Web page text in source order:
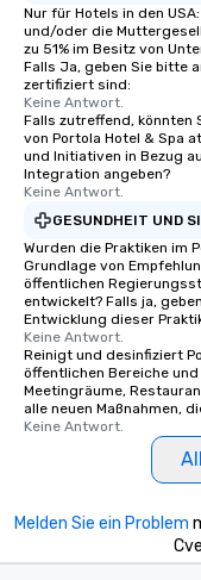
Nur für Hotels in den
und/oder die
zu 51% im Besitz von
Falls Ja, geben Sie bitte
zertifiziert sind:
Keine Antwort.
Falls zutreffend, könnten
von Portola Hotel & Spa
und Initiativen in Bezug
Integration angeben?
Keine Antwort.
GESUNDHEIT UND
Wurden die Praktiken im
Grundlage von
öffentlichen
entwickelt? Falls ja,
Entwicklung dieser
Keine Antwort.
Reinigt und desinfiziert
öffentlichen Bereiche
Meetingräume,
alle neuen Maßnahmen,
Keine Antwort.
Melden Sie ein Problem